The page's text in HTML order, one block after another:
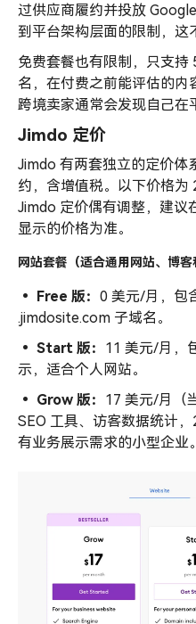
过供应商履约并投放
到平台架构层面的限制，这
免费套餐也有限制，只支持
名，在付费之前能评估的内
跨境卖家通常会发现自己在
Jimdo 定价
Jimdo 有两套独立的定价体
约，含增值税。以下价格为
Jimdo 定价偶有调整，建议
显示的价格为准。
网站套餐（适合通用网站、博客
• Free 版： 0 美元/月，包
.jimdosite.com 子域名。
• Start 版： 11 美元/月，
示，适合个人网站。
• Grow 版： 17 美元/月（
SEO 工具、访客数据统计
有业务展示需求的小型企业。